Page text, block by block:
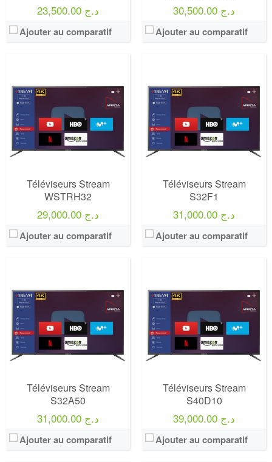
23,500.00 د.ج
Ajouter au comparatif
30,500.00 د.ج
Ajouter au comparatif
Téléviseurs Stream
WSTRH32
29,000.00 د.ج
Ajouter au comparatif
Téléviseurs Stream
S32F1
31,000.00 د.ج
Ajouter au comparatif
Téléviseurs Stream
S32A50
31,000.00 د.ج
Ajouter au comparatif
Prix:75000
Définition:UHD TV
View Details →
Téléviseurs Stream
S40D10
39,000.00 د.ج
Ajouter au comparatif
Prix:75000
Définition:UHD TV
View Details →
Prix:75000
Définition:UHD TV
View Details →
Prix:75000
Définition:UHD TV
View Details →